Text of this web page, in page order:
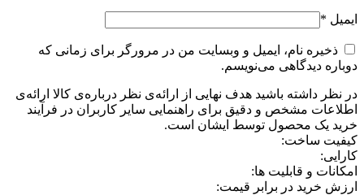
ایمیل *
ذخیره نام، ایمیل و وبسایت من در مرورگر برای زمانی که
دوباره دیدگاهی می‌نویسم.
در نظر داشته باشید هدف نهایی از ارائه‌ی نظر درباره‌ی کالا ارائه‌ی
اطلاعات مشخص و دقیق برای راهنمایی سایر کاربران در فرآیند
خرید یک محصول توسط ایشان است.
کیفیت ساخت:
کارایی:
امکانات و قابلیت ها:
ارزش خرید در برابر قیمت: